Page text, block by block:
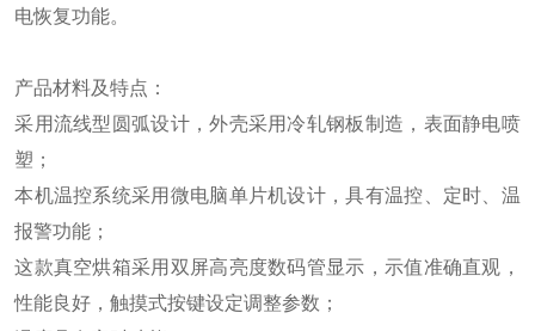
电恢复功能。
产品材料及特点：
采用流线型圆弧设计，外壳采用冷轧钢板制造，表面静电喷
塑；
本机温控系统采用微电脑单片机设计，具有温控、定时、温
报警功能；
这款真空烘箱采用双屏高亮度数码管显示，示值准确直观，
性能良好，触摸式按键设定调整参数；